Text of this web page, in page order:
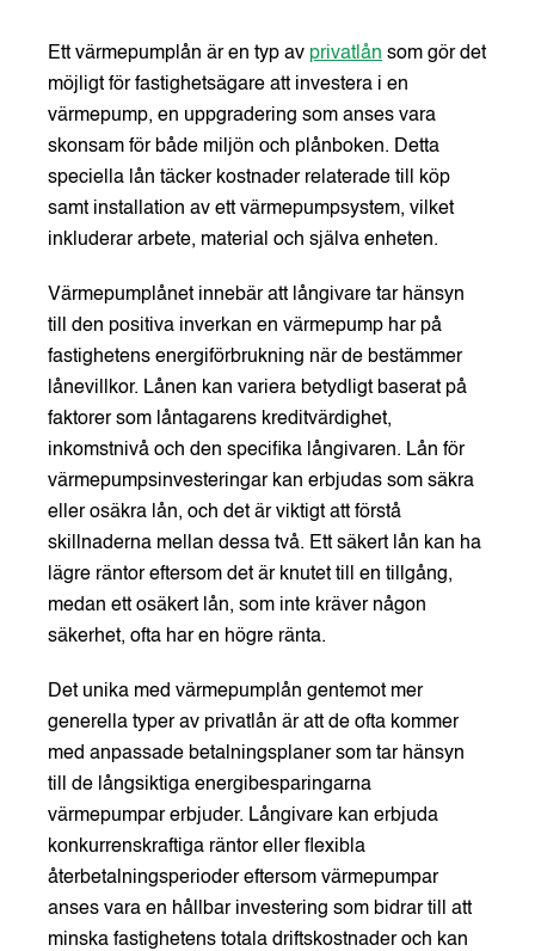
Ett värmepumplån är en typ av privatlån som gör det
möjligt för fastighetsägare att investera i en
värmepump, en uppgradering som anses vara
skonsam för både miljön och plånboken. Detta
speciella lån täcker kostnader relaterade till köp
samt installation av ett värmepumpsystem, vilket
inkluderar arbete, material och själva enheten.
Värmepumplånet innebär att långivare tar hänsyn
till den positiva inverkan en värmepump har på
fastighetens energiförbrukning när de bestämmer
lånevillkor. Lånen kan variera betydligt baserat på
faktorer som låntagarens kreditvärdighet,
inkomstnivå och den specifika långivaren. Lån för
värmepumpsinvesteringar kan erbjudas som säkra
eller osäkra lån, och det är viktigt att förstå
skillnaderna mellan dessa två. Ett säkert lån kan ha
lägre räntor eftersom det är knutet till en tillgång,
medan ett osäkert lån, som inte kräver någon
säkerhet, ofta har en högre ränta.
Det unika med värmepumplån gentemot mer
generella typer av privatlån är att de ofta kommer
med anpassade betalningsplaner som tar hänsyn
till de långsiktiga energibesparingarna
värmepumpar erbjuder. Långivare kan erbjuda
konkurrenskraftiga räntor eller flexibla
återbetalningsperioder eftersom värmepumpar
anses vara en hållbar investering som bidrar till att
minska fastighetens totala driftskostnader och kan